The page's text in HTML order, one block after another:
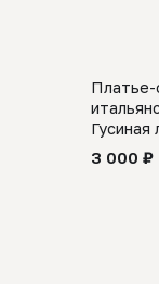
SALE
Платье-
Гусиная
3 000 ₽